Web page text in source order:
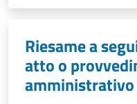
Riesame a
atto o
amministrativo